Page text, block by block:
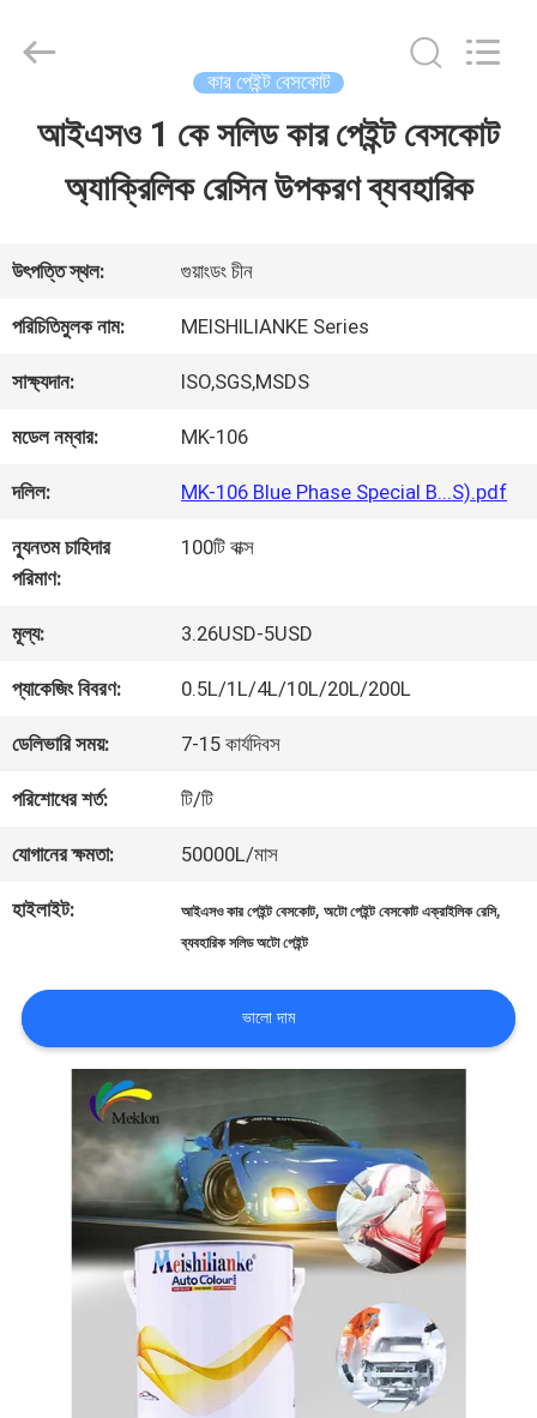
বাড়ি
ভিডিও
আমাদের
সম্পর্কে
কারখানা
মান
নিয়ন্ত্রণ
করুন
উদ্ধৃতির
আবেদন
Chemical
কার পেইন্ট বেসকোট
আইএসও 1 কে সলিড কার পেইন্ট বেসকোট
অ্যাক্রিলিক রেসিন উপকরণ ব্যবহারিক
উৎপত্তি স্থল: গুয়াংডং চীন
পরিচিতিমুলক নাম: MEISHILIANKE Series
সাক্ষ্যদান: ISO,SGS,MSDS
মডেল নম্বার: MK-106
দলিল: MK-106 Blue Phase Special B...S).pdf
ন্যূনতম চাহিদার
পরিমাণ:
100টি বাক্স
মূল্য: 3.26USD-5USD
প্যাকেজিং বিবরণ: 0.5L/1L/4L/10L/20L/200L
ডেলিভারি সময়: 7-15 কার্যদিবস
পরিশোধের শর্ত: টি/টি
যোগানের ক্ষমতা: 50000L/মাস
হাইলাইট: আইএসও কার পেইন্ট বেসকোট,অটো পেইন্ট বেসকোট এক্রাইলিক রেসি,
ব্যবহারিক সলিড অটো পেইন্ট
ভালো দাম